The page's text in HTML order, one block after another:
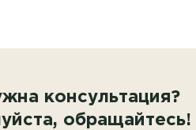
консультация?
обращайтесь!